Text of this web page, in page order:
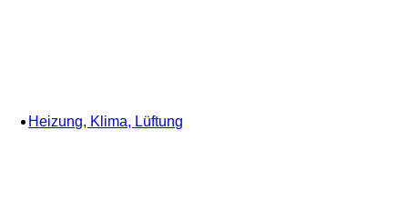
Heizung, Klima, Lüftung